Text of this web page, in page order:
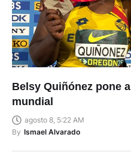
Belsy Quiñónez pone
mundial
agosto 8, 5:22 AM
By Ismael Alvarado